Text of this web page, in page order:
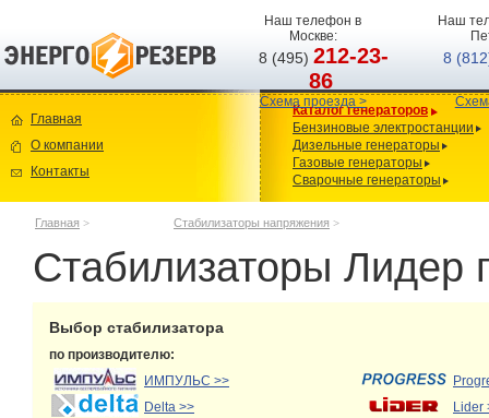
Наш телефон в
Москве:
8 (495)212-23-
86
Схема проезда >
Наш
8
Главная
О компании
Контакты
Каталог генераторов
Бензиновые электростанции
Дизельные генераторы
Газовые генераторы
Сварочные генераторы
Главная > Стабилизаторы напряжения >
Стабилизаторы Лидер
Выбор стабилизатора
по производителю:
ИМПУЛЬС >>
Delta >>
Lider